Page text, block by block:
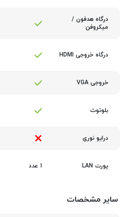
درگاه هدفون /
میکروفن
درگاه خروجی HDMI
خروجی VGA
بلوتوث
درایو نوری
پورت LAN 1 عدد
سایر مشخصات